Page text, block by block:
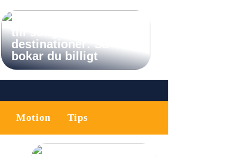
Sista minuten-resor
till soliga
destinationer: Så
bokar du billigt
Motion Tips